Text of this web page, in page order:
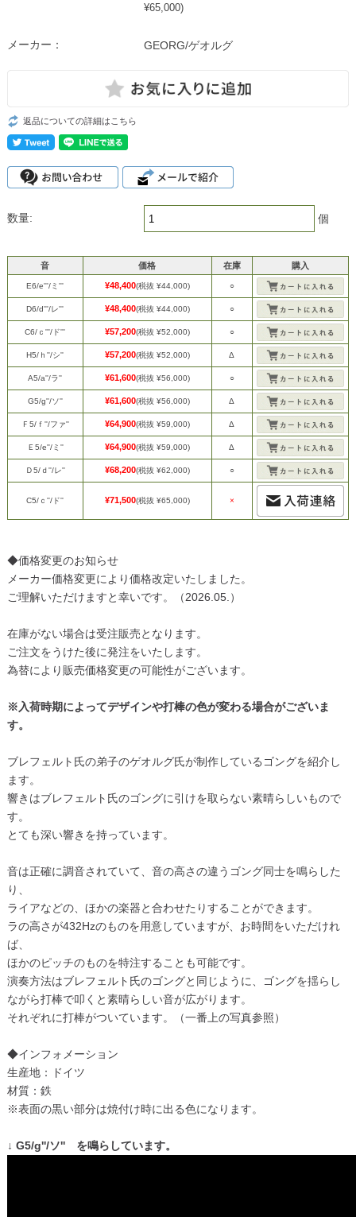
¥65,000)
メーカー： GEORG/ゲオルグ
返品についての詳細はこちら
数量: 個
音 価格 在庫 購入
E6/e'''/ミ''' ¥48,400(税抜 ¥44,000) ○
D6/d'''/レ''' ¥48,400(税抜 ¥44,000) ○
C6/ｃ'''/ド''' ¥57,200(税抜 ¥52,000) ○
H5/ｈ''/シ'' ¥57,200(税抜 ¥52,000) Δ
A5/a''/ラ'' ¥61,600(税抜 ¥56,000) ○
G5/g''/ソ'' ¥61,600(税抜 ¥56,000) Δ
Ｆ5/ｆ''/ファ'' ¥64,900(税抜 ¥59,000) Δ
Ｅ5/e''/ミ'' ¥64,900(税抜 ¥59,000) Δ
Ｄ5/ｄ''/レ'' ¥68,200(税抜 ¥62,000) ○
C5/ｃ''/ド'' ¥71,500(税抜 ¥65,000) ×
◆価格変更のお知らせ
メーカー価格変更により価格改定いたしました。
ご理解いただけますと幸いです。（2026.05.）
在庫がない場合は受注販売となります。
ご注文をうけた後に発注をいたします。
為替により販売価格変更の可能性がございます。
※入荷時期によってデザインや打棒の色が変わる場合がございま
す。
ブレフェルト氏の弟子のゲオルグ氏が制作しているゴングを紹介し
ます。
響きはブレフェルト氏のゴングに引けを取らない素晴らしいもので
す。
とても深い響きを持っています。
音は正確に調音されていて、音の高さの違うゴング同士を鳴らした
り、
ライアなどの、ほかの楽器と合わせたりすることができます。
ラの高さが432Hzのものを用意していますが、お時間をいただけれ
ば、
ほかのピッチのものを特注することも可能です。
演奏方法はブレフェルト氏のゴングと同じように、ゴングを揺らし
ながら打棒で叩くと素晴らしい音が広がります。
それぞれに打棒がついています。（一番上の写真参照）
◆インフォメーション
生産地：ドイツ
材質：鉄
※表面の黒い部分は焼付け時に出る色になります。
↓ G5/g''/ソ'' を鳴らしています。